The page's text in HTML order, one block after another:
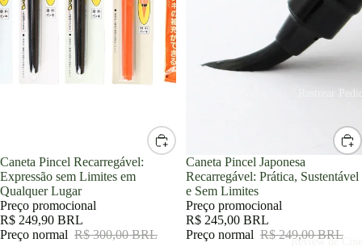
Rastrear
Review de
Promoção
Caneta Pincel Recarregável:
Expressão sem Limites em
Qualquer Lugar
Preço promocional
R$ 249,90 BRL
Preço normal R$ 300,00 BRL
Promoção
Caneta Pincel Japonesa
Recarregável: Prática, Sustentável
e Sem Limites
Preço promocional
R$ 245,00 BRL
Preço normal R$ 249,00 BRL